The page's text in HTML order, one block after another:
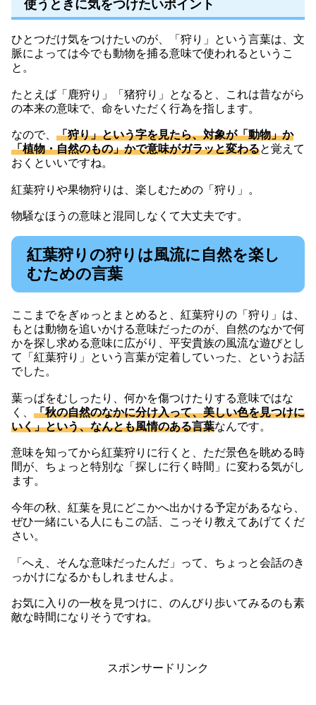
使うときに気をつけたいポイント
ひとつだけ気をつけたいのが、「狩り」という言葉は、文
脈によっては今でも動物を捕る意味で使われるというこ
と。
たとえば「鹿狩り」「猪狩り」となると、これは昔ながら
の本来の意味で、命をいただく行為を指します。
なので、 「狩り」という字を見たら、対象が「動物」か
「植物・自然のもの」かで意味がガラッと変わると覚えて
おくといいですね。
紅葉狩りや果物狩りは、楽しむための「狩り」。
物騒なほうの意味と混同しなくて大丈夫です。
紅葉狩りの狩りは風流に自然を楽し
むための言葉
ここまでをぎゅっとまとめると、紅葉狩りの「狩り」は、
もとは動物を追いかける意味だったのが、自然のなかで何
かを探し求める意味に広がり、平安貴族の風流な遊びとし
て「紅葉狩り」という言葉が定着していった、というお話
でした。
葉っぱをむしったり、何かを傷つけたりする意味ではな
く、 「秋の自然のなかに分け入って、美しい色を見つけに
いく」という、なんとも風情のある言葉なんです。
意味を知ってから紅葉狩りに行くと、ただ景色を眺める時
間が、ちょっと特別な「探しに行く時間」に変わる気がし
ます。
今年の秋、紅葉を見にどこかへ出かける予定があるなら、
ぜひ一緒にいる人にもこの話、こっそり教えてあげてくだ
さい。
「へえ、そんな意味だったんだ」って、ちょっと会話のき
っかけになるかもしれませんよ。
お気に入りの一枚を見つけに、のんびり歩いてみるのも素
敵な時間になりそうですね。
スポンサードリンク